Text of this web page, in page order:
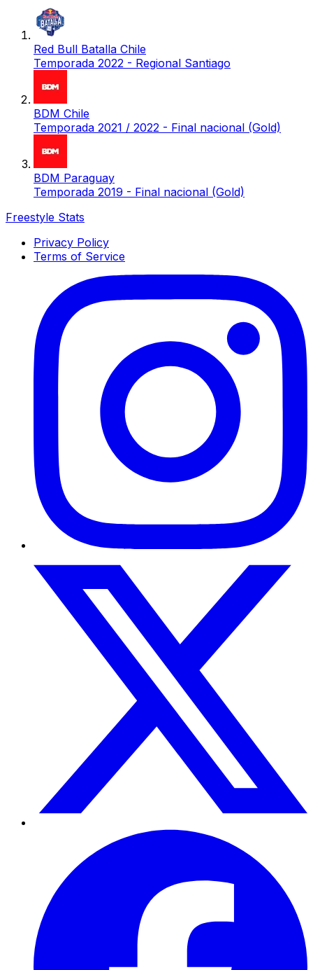
Red Bull Batalla Chile
Temporada 2022 - Regional Santiago
BDM Chile
Temporada 2021 / 2022 - Final nacional (Gold)
BDM Paraguay
Temporada 2019 - Final nacional (Gold)
Freestyle Stats
Privacy Policy
Terms of Service